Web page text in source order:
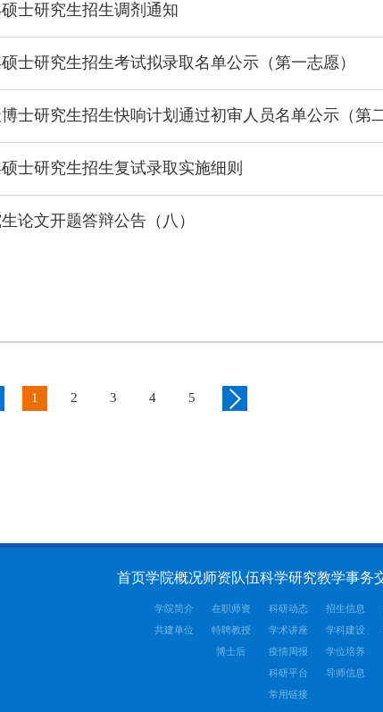
士研究生招生调剂通知
士研究生招生考试拟录取名单公示（第一志愿）
士研究生招生快响计划通过初审人员名单公示（第二
士研究生招生复试录取实施细则
论文开题答辩公告（八）
1 2 3 4 5
首页学院概况
学院简介
共建单位
师资队伍
在职师资
特聘教授
博士后
科学研究
科研动态
学术讲座
疫情周报
科研平台
常用链接
教学事务
招生信息
学科建设
学位培养
导师信息